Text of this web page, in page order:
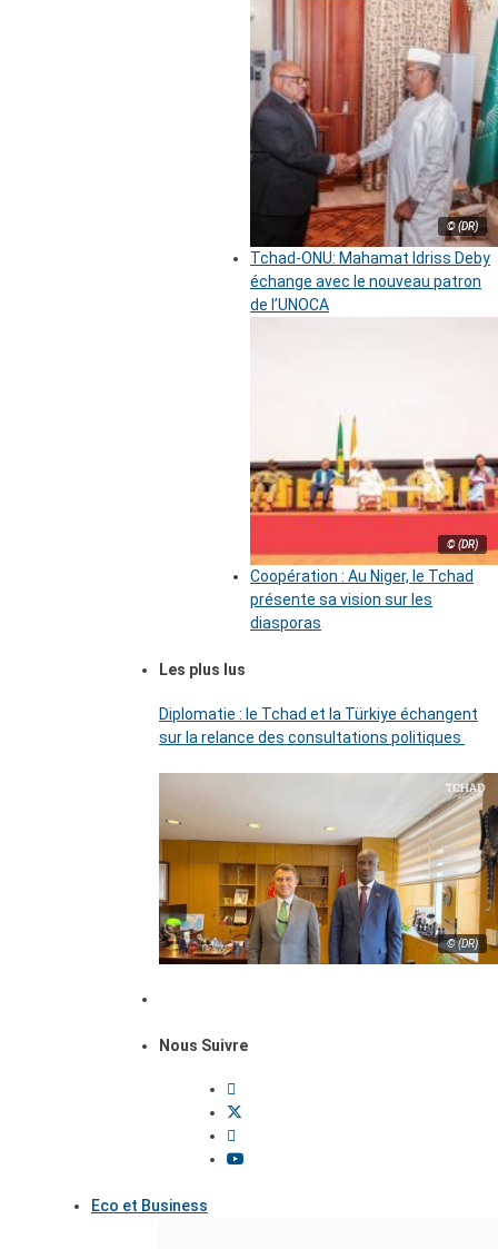
© (DR)
Tchad-ONU: Mahamat Idriss Deby
échange avec le nouveau patron
de l’UNOCA
© (DR)
Coopération : Au Niger, le Tchad
présente sa vision sur les
diasporas
Les plus lus
Diplomatie : le Tchad et la Türkiye échangent
sur la relance des consultations politiques
© (DR)
Nous Suivre
Eco et Business